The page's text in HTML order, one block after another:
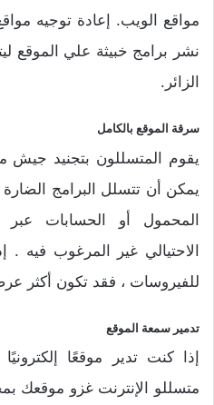
مواقع الويب. إعادة توجيه
نشر برامج خبيثة علي الموقع
الزائر.
سرقة الموقع بالكامل
يقوم المتسللون بتجنيد جيش
يمكن أن تتسلل البرامج الضارة
المحمول أو الحسابات عبر
الاحتيالي غير المرغوب فيه
للفيروسات ، فقد تكون أكثر
تدمير سمعة الموقع
إذا كنت تدير موقعًا
متسللو الإنترنت غزو